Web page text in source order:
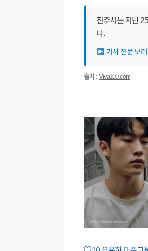
진주시는 지난
다.
기사 전문 보러
출처 : Viva100.com